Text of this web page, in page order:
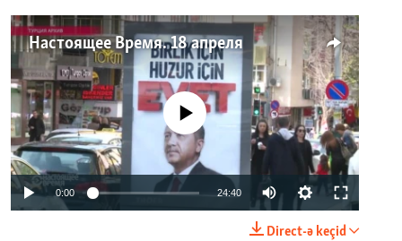
Настоящее Время. 18 апреля
No media source currently available
0:00 24:40
Direct-ə keçid